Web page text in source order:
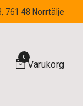
761 48 Norrtälje
0
Varukorg